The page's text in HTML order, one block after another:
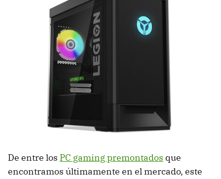
De entre los PC gaming premontados que
encontramos últimamente en el mercado, este